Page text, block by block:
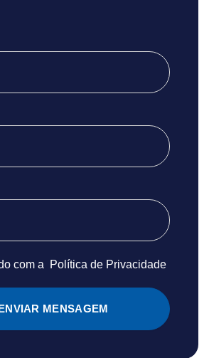
com a Política de Privacidade
ENVIAR MENSAGEM